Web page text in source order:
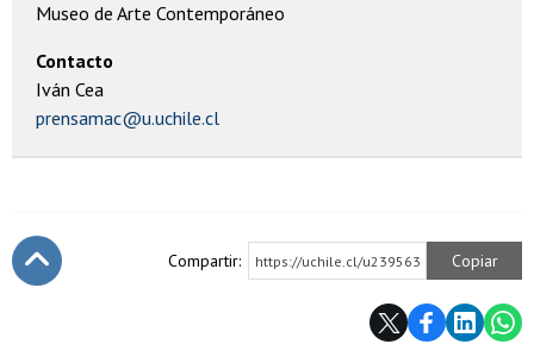
Museo de Arte Contemporáneo
Contacto
Iván Cea
prensamac@u.uchile.cl
Compartir: https://uchile.cl/u239563 Copiar